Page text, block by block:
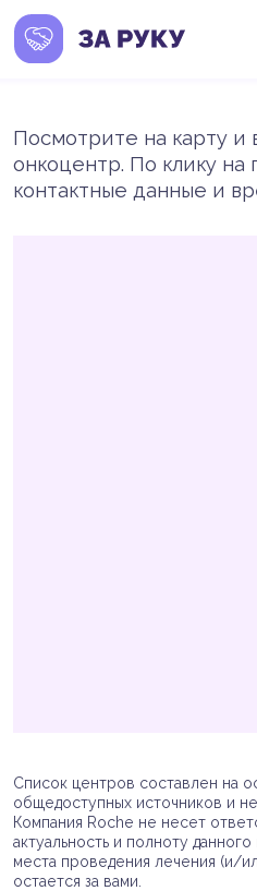
Посмотрите на карту
онкоцентр. По клику на
контактные данные и
Список центров составлен на
общедоступных источников и
Компания Roche не несет
актуальность и полноту
места проведения лечения (и/
остается за вами.